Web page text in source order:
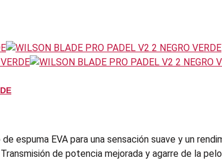
espuma EVA para una sensación suave y un
de potencia mejorada y agarre de la